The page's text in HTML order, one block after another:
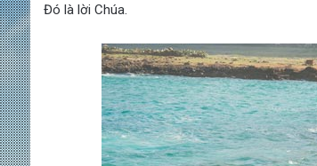
Đó là lời Chúa.